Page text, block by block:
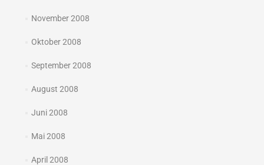
November 2008
Oktober 2008
September 2008
August 2008
Juni 2008
Mai 2008
April 2008